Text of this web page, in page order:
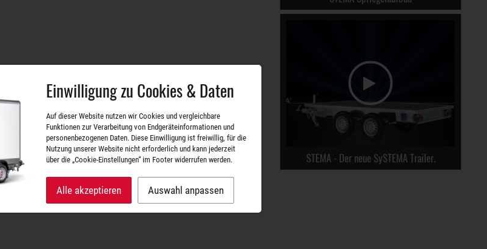
STEMA - Der neue SySTEMA Trailer.
Einwilligung zu Cookies & Daten
Auf dieser Website nutzen wir Cookies und vergleichbare
Funktionen zur Verarbeitung von Endgeräteinformationen und
personenbezogenen Daten. Diese Einwilligung ist freiwillig, für die
Nutzung unserer Website nicht erforderlich und kann jederzeit
über die „Cookie-Einstellungen“ im Footer widerrufen werden.
Alle akzeptieren Auswahl anpassen